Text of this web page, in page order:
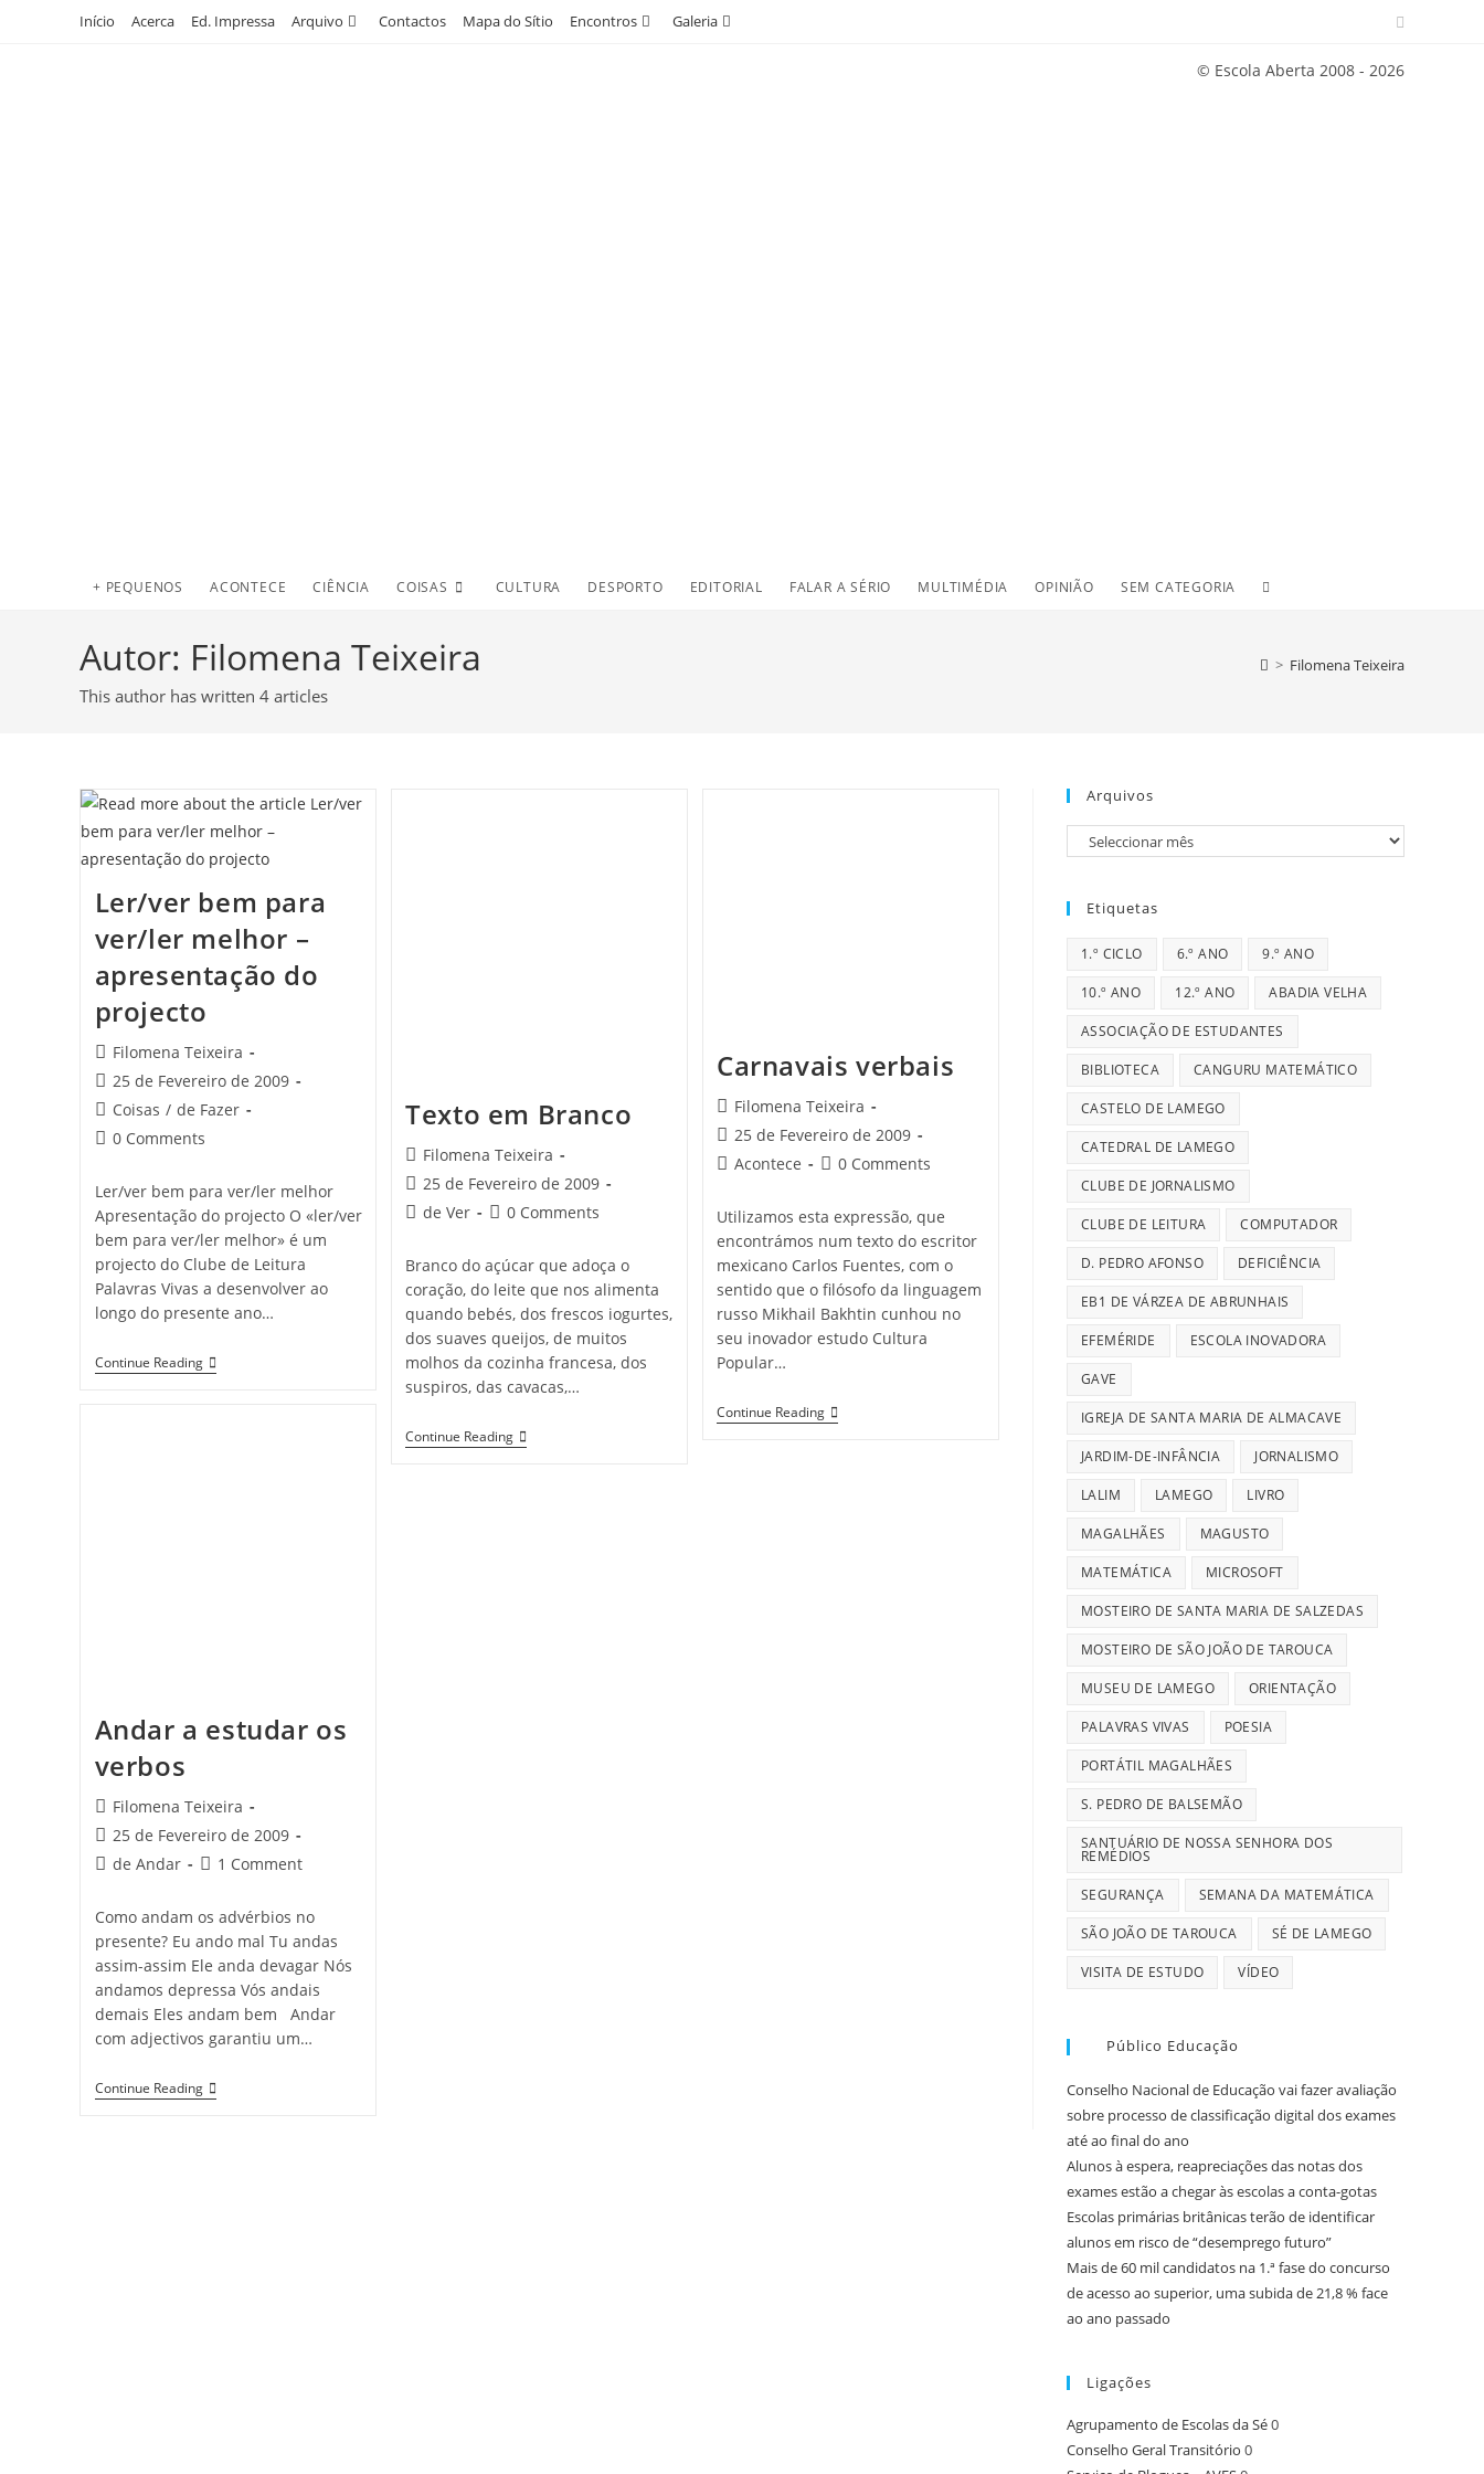
Início Acerca Ed. Impressa Arquivo Contactos Mapa do Sítio Encontros Galeria
© Escola Aberta 2008 - 2026
+ PEQUENOS ACONTECE CIÊNCIA COISAS CULTURA DESPORTO EDITORIAL FALAR A SÉRIO MULTIMÉDIA OPINIÃO SEM CATEGORIA TOGGLE
SEARCH
Autor: Filomena Teixeira
This author has written 4 articles
> Filomena Teixeira
Ler/ver bem para
ver/ler melhor –
apresentação do
projecto
Post
author:
Filomena Teixeira
Post
published:
25 de Fevereiro de 2009
Post
category:
Coisas / de Fazer
Post0 Comments
Ler/ver bem para ver/ler melhor
Apresentação do projecto O «ler/ver
bem para ver/ler melhor» é um
projecto do Clube de Leitura
Palavras Vivas a desenvolver ao
longo do presente ano…
Continue ReadingLer/ver
Bem
Texto em Branco
Post
author:
Filomena Teixeira
Post
published:
25 de Fevereiro de 2009
Postde Ver
Post0 Comments
Branco do açúcar que adoça o
coração, do leite que nos alimenta
quando bebés, dos frescos iogurtes,
dos suaves queijos, de muitos
molhos da cozinha francesa, dos
suspiros, das cavacas,…
Continue ReadingTexto
Em
Carnavais verbais
Post
author:
Filomena Teixeira
Post
published:
25 de Fevereiro de 2009
PostAcontece
Post0 Comments
Utilizamos esta expressão, que
encontrámos num texto do escritor
mexicano Carlos Fuentes, com o
sentido que o filósofo da linguagem
russo Mikhail Bakhtin cunhou no
seu inovador estudo Cultura
Popular…
Continue ReadingCarnavais
Verbais
Andar a estudar os
verbos
Post
author:
Filomena Teixeira
Post
published:
25 de Fevereiro de 2009
Postde Andar
Post1 Comment
Como andam os advérbios no
presente? Eu ando mal Tu andas
assim-assim Ele anda devagar Nós
andamos depressa Vós andais
demais Eles andam bem Andar
com adjectivos garantiu um…
Continue ReadingAndar
A
Arquivos
Arquivos
Etiquetas
1.º CICLO 6.º ANO 9.º ANO
10.º ANO 12.º ANO ABADIA VELHA
ASSOCIAÇÃO DE ESTUDANTES
BIBLIOTECA CANGURU MATEMÁTICO
CASTELO DE LAMEGO
CATEDRAL DE LAMEGO
CLUBE DE JORNALISMO
CLUBE DE LEITURA COMPUTADOR
D. PEDRO AFONSO DEFICIÊNCIA
EB1 DE VÁRZEA DE ABRUNHAIS
EFEMÉRIDE ESCOLA INOVADORA
GAVE
IGREJA DE SANTA MARIA DE ALMACAVE
JARDIM-DE-INFÂNCIA JORNALISMO
LALIM LAMEGO LIVRO
MAGALHÃES MAGUSTO
MATEMÁTICA MICROSOFT
MOSTEIRO DE SANTA MARIA DE SALZEDAS
MOSTEIRO DE SÃO JOÃO DE TAROUCA
MUSEU DE LAMEGO ORIENTAÇÃO
PALAVRAS VIVAS POESIA
PORTÁTIL MAGALHÃES
S. PEDRO DE BALSEMÃO
SANTUÁRIO DE NOSSA SENHORA DOS
REMÉDIOS
SEGURANÇA SEMANA DA MATEMÁTICA
SÃO JOÃO DE TAROUCA SÉ DE LAMEGO
VISITA DE ESTUDO VÍDEO
Público Educação
Conselho Nacional de Educação vai fazer avaliação
sobre processo de classificação digital dos exames
até ao final do ano
Alunos à espera, reapreciações das notas dos
exames estão a chegar às escolas a conta-gotas
Escolas primárias britânicas terão de identificar
alunos em risco de “desemprego futuro”
Mais de 60 mil candidatos na 1.ª fase do concurso
de acesso ao superior, uma subida de 21,8 % face
ao ano passado
Ligações
Agrupamento de Escolas da Sé0
Conselho Geral Transitório 0